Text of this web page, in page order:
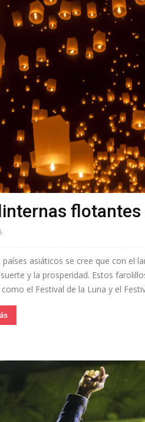
flotantes
países asiáticos se cree que con el
y la prosperidad. Estos
el Festival de la Luna y el